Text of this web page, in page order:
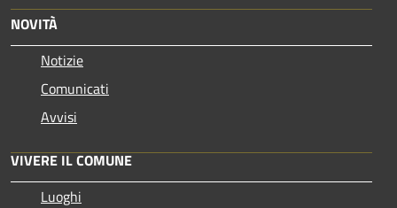
NOVITÀ
Notizie
Comunicati
Avvisi
VIVERE IL COMUNE
Luoghi